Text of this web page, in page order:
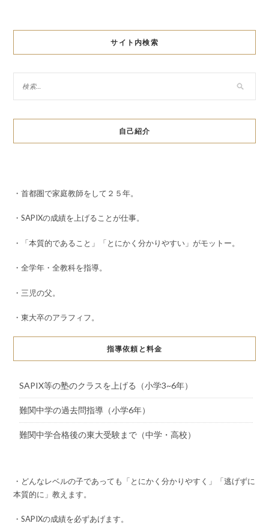
サイト内検索
自己紹介
・首都圏で家庭教師をして２５年。
・SAPIXの成績を上げることが仕事。
・「本質的であること」「とにかく分かりやすい」がモットー。
・全学年・全教科を指導。
・三児の父。
・東大卒のアラフィフ。
指導依頼と料金
SAPIX等の塾のクラスを上げる（小学3~6年）
難関中学の過去問指導（小学6年）
難関中学合格後の東大受験まで（中学・高校）
・どんなレベルの子であっても「とにかく分かりやすく」「逃げずに
本質的に」教えます。
・SAPIXの成績を必ずあげます。